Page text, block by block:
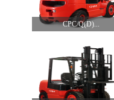
CPC/Q(D)...